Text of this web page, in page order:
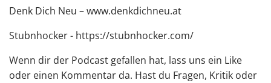
Denk Dich Neu – www.denkdichneu.at
Stubnhocker - https://stubnhocker.com/
Wenn dir der Podcast gefallen hat, lass uns ein Like
oder einen Kommentar da. Hast du Fragen, Kritik oder